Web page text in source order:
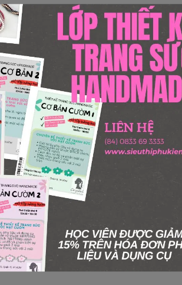
Thêm giỏ hàng